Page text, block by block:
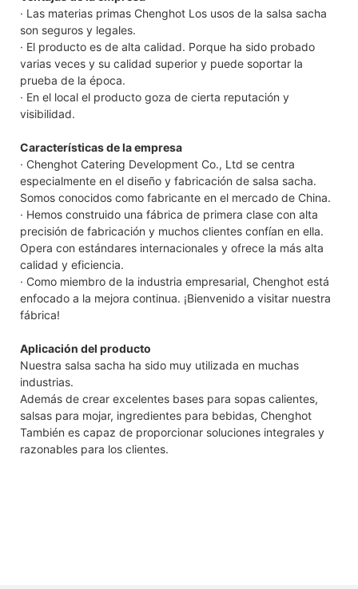
· Las materias primas Chenghot Los usos de la salsa sacha
son seguros y legales.
· El producto es de alta calidad. Porque ha sido probado
varias veces y su calidad superior y puede soportar la
prueba de la época.
· En el local el producto goza de cierta reputación y
visibilidad.
Características de la empresa
· Chenghot Catering Development Co., Ltd se centra
especialmente en el diseño y fabricación de salsa sacha.
Somos conocidos como fabricante en el mercado de China.
· Hemos construido una fábrica de primera clase con alta
precisión de fabricación y muchos clientes confían en ella.
Opera con estándares internacionales y ofrece la más alta
calidad y eficiencia.
· Como miembro de la industria empresarial, Chenghot está
enfocado a la mejora continua. ¡Bienvenido a visitar nuestra
fábrica!
Aplicación del producto
Nuestra salsa sacha ha sido muy utilizada en muchas
industrias.
Además de crear excelentes bases para sopas calientes,
salsas para mojar, ingredientes para bebidas, Chenghot
También es capaz de proporcionar soluciones integrales y
razonables para los clientes.